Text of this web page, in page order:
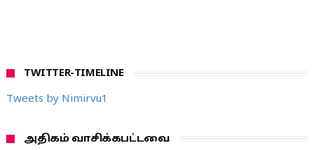
TWITTER-TIMELINE
Tweets by Nimirvu1
அதிகம் வாசிக்கபட்டவை